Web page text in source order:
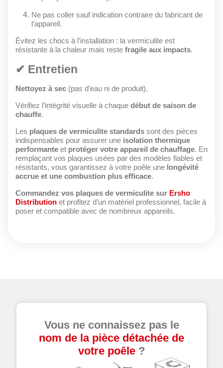
Ne pas coller sauf indication contraire du fabricant de
l’appareil.
Évitez les chocs à l’installation : la vermiculite est
résistante à la chaleur mais reste fragile aux impacts.
✔ Entretien
Nettoyez à sec (pas d’eau ni de produit),
Vérifiez l’intégrité visuelle à chaque début de saison de
chauffe.
Les plaques de vermiculite standards sont des pièces
indispensables pour assurer une isolation thermique
performante et protéger votre appareil de chauffage. En
remplaçant vos plaques usées par des modèles fiables et
résistants, vous garantissez à votre poêle une longévité
accrue et une combustion plus efficace.
Commandez vos plaques de vermiculite sur Ersho
Distribution et profitez d’un matériel professionnel, facile à
poser et compatible avec de nombreux appareils.
Vous ne connaissez pas le
nom de la pièce détachée de
votre poêle ?